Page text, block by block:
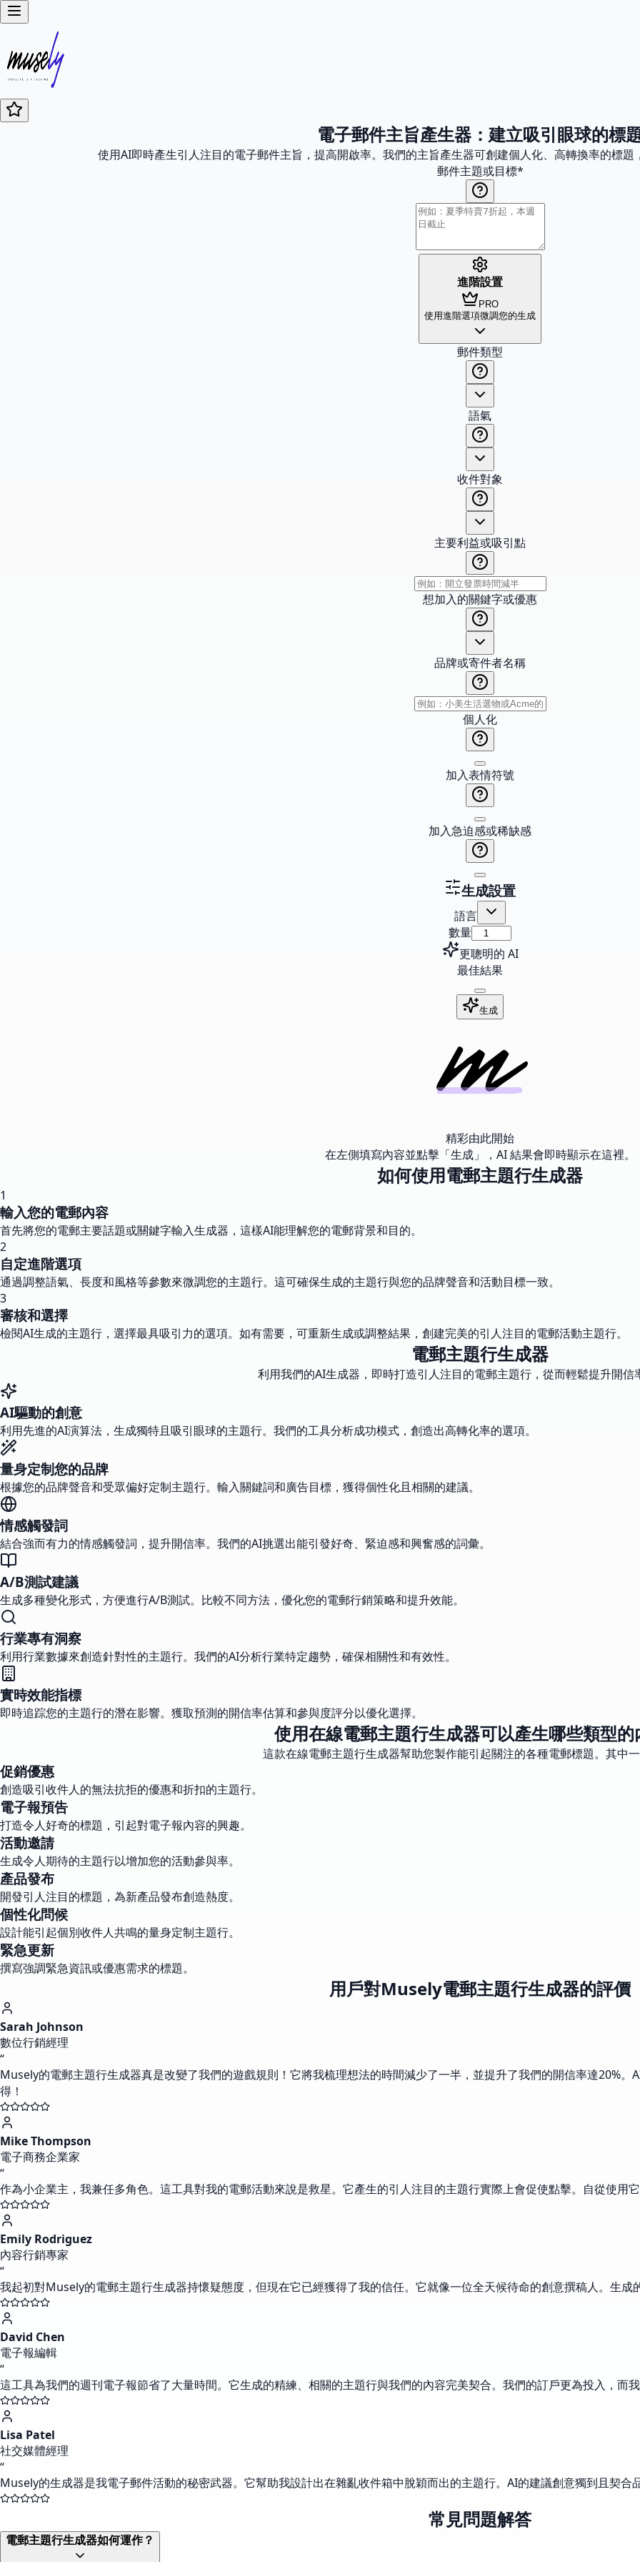
電子郵件主旨產生器：建立吸引眼球的標
使用AI即時產生引人注目的電子郵件主旨，提高開啟率。我們的主旨產生器可創建個人化、高轉換率的標題
郵件主題或目標*
進階設置
PRO
使用進階選項微調您的生成
郵件類型
語氣
收件對象
主要利益或吸引點
想加入的關鍵字或優惠
品牌或寄件者名稱
個人化
加入表情符號
加入急迫感或稀缺感
生成設置
語言
數量
更聰明的 AI
最佳結果
生成
精彩由此開始
在左側填寫內容並點擊「生成」，AI 結果會即時顯示在這裡。
如何使用電郵主題行生成器
1
輸入您的電郵內容
首先將您的電郵主要話題或關鍵字輸入生成器，這樣AI能理解您的電郵背景和目的。
2
自定進階選項
通過調整語氣、長度和風格等參數來微調您的主題行。這可確保生成的主題行與您的品牌聲音和活動目標一致。
3
審核和選擇
檢閱AI生成的主題行，選擇最具吸引力的選項。如有需要，可重新生成或調整結果，創建完美的引人注目的電郵活動主題行。
電郵主題行生成器
利用我們的AI生成器，即時打造引人注目的電郵主題行，從而輕鬆提升開信
AI驅動的創意
利用先進的AI演算法，生成獨特且吸引眼球的主題行。我們的工具分析成功模式，創造出高轉化率的選項。
量身定制您的品牌
根據您的品牌聲音和受眾偏好定制主題行。輸入關鍵詞和廣告目標，獲得個性化且相關的建議。
情感觸發詞
結合強而有力的情感觸發詞，提升開信率。我們的AI挑選出能引發好奇、緊迫感和興奮感的詞彙。
A/B測試建議
生成多種變化形式，方便進行A/B測試。比較不同方法，優化您的電郵行銷策略和提升效能。
行業專有洞察
利用行業數據來創造針對性的主題行。我們的AI分析行業特定趨勢，確保相關性和有效性。
實時效能指標
即時追踪您的主題行的潛在影響。獲取預測的開信率估算和參與度評分以優化選擇。
使用在線電郵主題行生成器可以產生哪些類型的
這款在線電郵主題行生成器幫助您製作能引起關注的各種電郵標題。其中一
促銷優惠
創造吸引收件人的無法抗拒的優惠和折扣的主題行。
電子報預告
打造令人好奇的標題，引起對電子報內容的興趣。
活動邀請
生成令人期待的主題行以增加您的活動參與率。
產品發布
開發引人注目的標題，為新產品發布創造熱度。
個性化問候
設計能引起個別收件人共鳴的量身定制主題行。
緊急更新
撰寫強調緊急資訊或優惠需求的標題。
用戶對Musely電郵主題行生成器的評價
Sarah Johnson
數位行銷經理
“
Musely的電郵主題行生成器真是改變了我們的遊戲規則！它將我梳理想法的時間減少了一半，並提升了我們的開信率達20%
得！
Mike Thompson
電子商務企業家
“
作為小企業主，我兼任多角色。這工具對我的電郵活動來說是救星。它產生的引人注目的主題行實際上會促使點擊。自從使用
Emily Rodriguez
內容行銷專家
“
我起初對Musely的電郵主題行生成器持懷疑態度，但現在它已經獲得了我的信任。它就像一位全天候待命的創意撰稿人。生成
David Chen
電子報編輯
“
這工具為我們的週刊電子報節省了大量時間。它生成的精練、相關的主題行與我們的內容完美契合。我們的訂戶更為投入，而
Lisa Patel
社交媒體經理
“
Musely的生成器是我電子郵件活動的秘密武器。它幫助我設計出在雜亂收件箱中脫穎而出的主題行。AI的建議創意獨到且契合
常見問題解答
電郵主題行生成器如何運作？